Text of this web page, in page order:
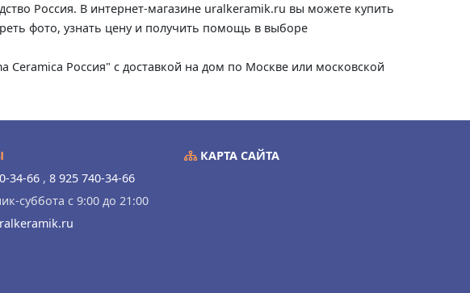
Россия. В интернет-магазине uralkeramik.ru вы можете купить
фото, узнать цену и получить помощь в выборе
Ceramica Россия" с доставкой на дом по Москве или московской
34-66 , 8 925 740-34-66
суббота с 9:00 до 21:00
КАРТА САЙТА